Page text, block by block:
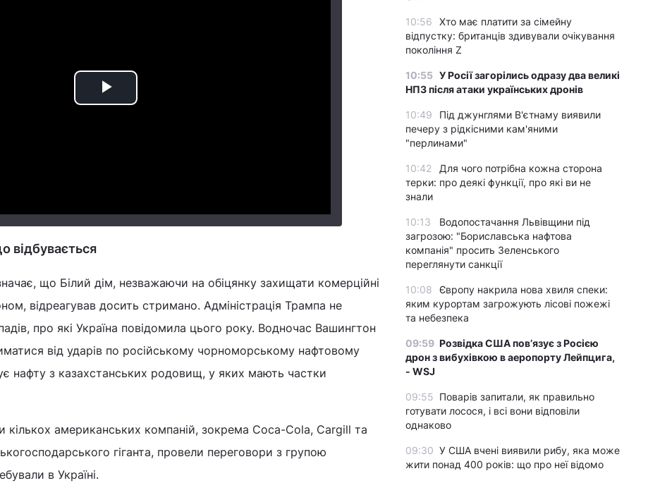
Play
відбувається
що Білий дім, незважаючи на обіцянку захищати комерційні
відреагував досить стримано. Адміністрація Трампа не
про які Україна повідомила цього року. Водночас Вашингтон
від ударів по російському чорноморському нафтовому
нафту з казахстанських родовищ, у яких мають частки
американських компаній, зокрема Coca-Cola, Cargill та
гіганта, провели переговори з групою
в Україні.
10:56
Хто має платити за сімейну
відпустку: британців здивували очікування
покоління Z
10:55 У Росії загорілись одразу два великі
НПЗ після атаки українських дронів
10:49
Під джунглями В'єтнаму виявили
печеру з рідкісними кам'яними
"перлинами"
10:42
Для чого потрібна кожна сторона
терки: про деякі функції, про які ви не
знали
10:13
Водопостачання Львівщини під
загрозою: "Бориславська нафтова
компанія" просить Зеленського
переглянути санкції
10:08
Європу накрила нова хвиля спеки:
яким курортам загрожують лісові пожежі
та небезпека
09:59 Розвідка США пов’язує з Росією
дрон з вибухівкою в аеропорту Лейпцига,
- WSJ
09:55 Поварів запитали, як правильно
готувати лосося, і всі вони відповіли
однаково
09:30 У США вчені виявили рибу, яка може
жити понад 400 років: що про неї відомо